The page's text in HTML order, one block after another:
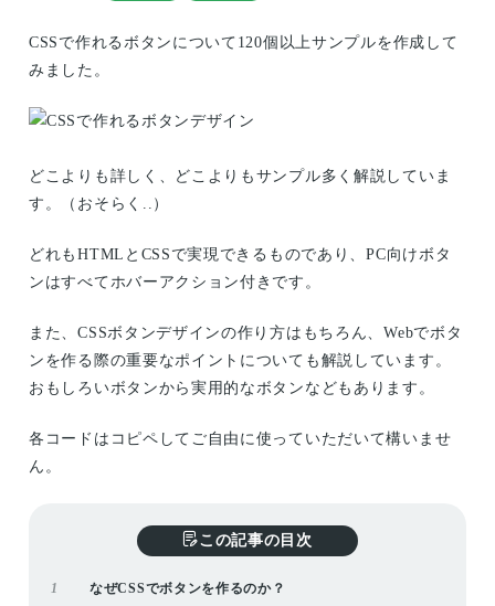
CSSで作れるボタンについて120個以上サンプルを作成して
みました。
どこよりも詳しく、どこよりもサンプル多く解説していま
す。（おそらく..）
どれもHTMLとCSSで実現できるものであり、PC向けボタ
ンはすべてホバーアクション付きです。
また、CSSボタンデザインの作り方はもちろん、Webでボタ
ンを作る際の重要なポイントについても解説しています。
おもしろいボタンから実用的なボタンなどもあります。
各コードはコピペしてご自由に使っていただいて構いませ
ん。
この記事の目次
1 なぜCSSでボタンを作るのか？